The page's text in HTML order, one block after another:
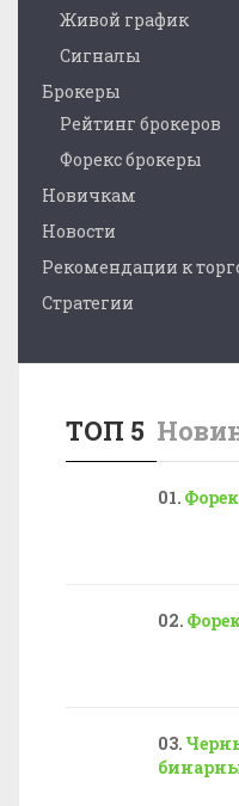
Живой график
Сигналы
Брокеры
Рейтинг брокеров
Форекс брокеры
Новичкам
Новости
Рекомендации к
Стратегии
ТОП 5